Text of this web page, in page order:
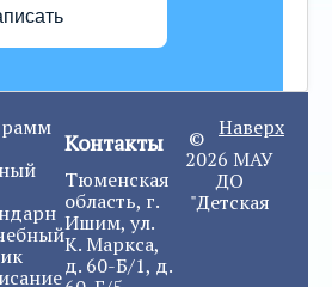
Контакты
Тюменская
область, г.
Ишим, ул.
К. Маркса,
д. 60-Б/1, д.
Наверх
©
2026 МАУ
ДО
"Детская